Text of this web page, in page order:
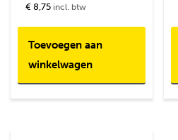
€ 8,75 incl. btw
Toevoegen aan
winkelwagen